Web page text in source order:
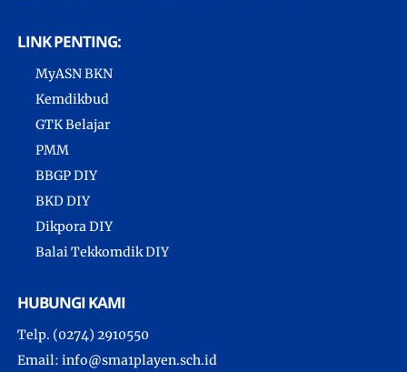
LINK PENTING:
MyASN BKN
Kemdikbud
GTK Belajar
PMM
BBGP DIY
BKD DIY
Dikpora DIY
Balai Tekkomdik DIY
HUBUNGI KAMI
Telp. (0274) 2910550
Email: info@sma1playen.sch.id